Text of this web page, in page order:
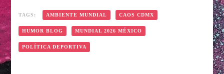
TAGS: AMBIENTE MUNDIAL CAOS CDMX
HUMOR BLOG MUNDIAL 2026 MÉXICO
POLÍTICA DEPORTIVA